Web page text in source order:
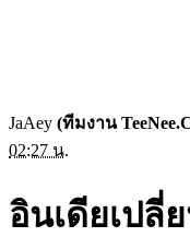
JaAey (ทีมงาน
02:27 น.
อินเดียเปลี่